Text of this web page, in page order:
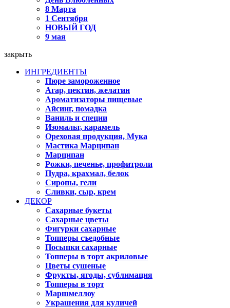
8 Марта
1 Сентября
НОВЫЙ ГОД
9 мая
закрыть
ИНГРЕДИЕНТЫ
Пюре замороженное
Агар, пектин, желатин
Ароматизаторы пищевые
Айсинг, помадка
Ваниль и специи
Изомальт, карамель
Ореховая продукция, Мука
Мастика Марципан
Марципан
Рожки, печенье, профитроли
Пудра, крахмал, белок
Сиропы, гели
Сливки, сыр, крем
ДЕКОР
Сахарные букеты
Сахарные цветы
Фигурки сахарные
Топперы съедобные
Посыпки сахарные
Топперы в торт акриловые
Цветы сушеные
Фрукты, ягоды, сублимация
Топперы в торт
Маршмеллоу
Украшения для куличей